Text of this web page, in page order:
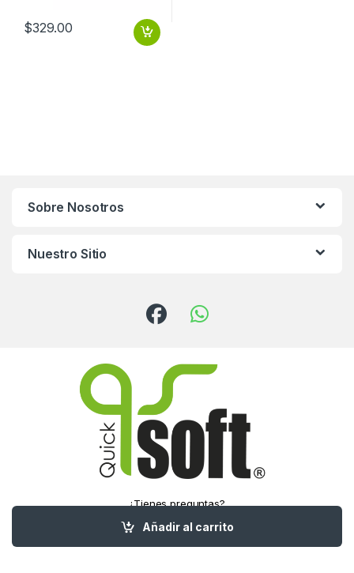
Añadir al carrito
$329.00
Sobre Nosotros
Nuestro Sitio
¿Tienes preguntas?
(55) 5016-1321